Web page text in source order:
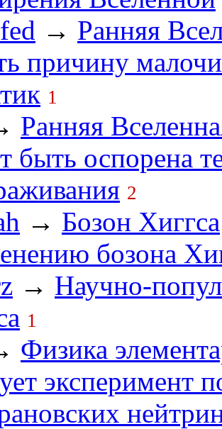
→ Ранняя
причину
1
Ранняя
быть оспорена
2
→ Бозон Хиггса
бозона
→ Научно-
1
Физика
эксперимент